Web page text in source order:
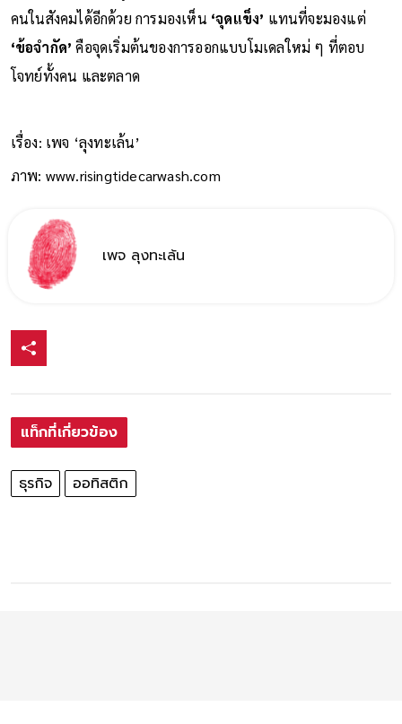
คนในสังคมได้อีกด้วย การมองเห็น ‘จุดแข็ง’ แทนที่จะมองแต่
‘ข้อจำกัด’ คือจุดเริ่มต้นของการออกแบบโมเดลใหม่ ๆ ที่ตอบ
โจทย์ทั้งคน และตลาด
เรื่อง: เพจ ‘ลุงทะเล้น’
ภาพ: www.risingtidecarwash.com
เพจ ลุงทะเล้น
แท็กที่เกี่ยวข้อง
ธุรกิจ ออทิสติก